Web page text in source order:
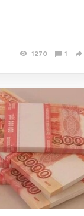
1270 1